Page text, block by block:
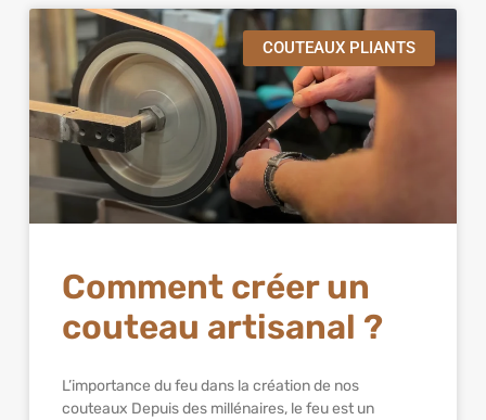
COUTEAUX PLIANTS
Comment créer un
couteau artisanal ?
L’importance du feu dans la création de nos
couteaux Depuis des millénaires, le feu est un